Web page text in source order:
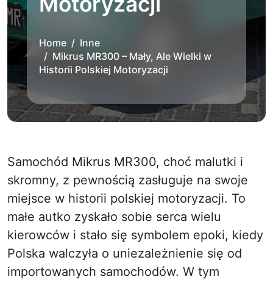
Home
Inne
Mikrus MR300 – Mały, Ale Wielki w
Historii Polskiej Motoryzacji
Samochód Mikrus MR300, choć malutki i
skromny, z pewnością zasługuje na swoje
miejsce w historii polskiej motoryzacji. To
małe autko zyskało sobie serca wielu
kierowców i stało się symbolem epoki, kiedy
Polska walczyła o uniezależnienie się od
importowanych samochodów. W tym